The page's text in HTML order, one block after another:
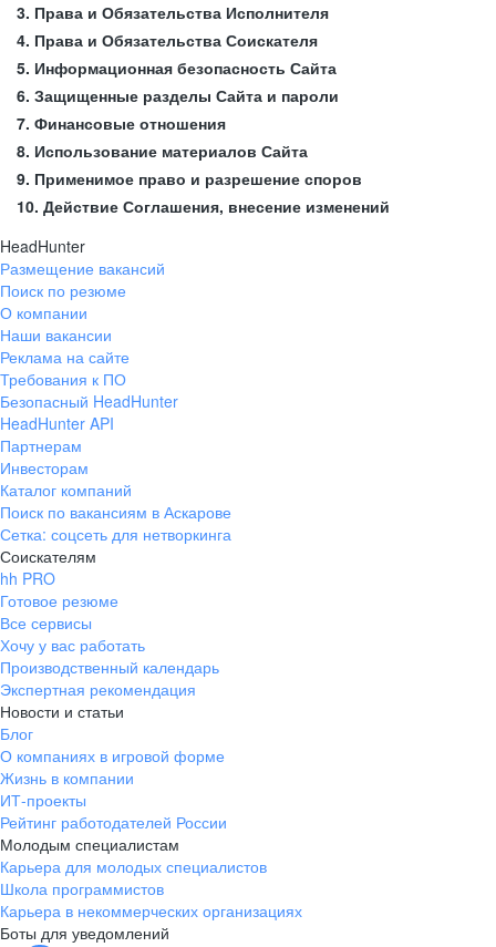
3. Права и Обязательства Исполнителя
4. Права и Обязательства Соискателя
5. Информационная безопасность Сайта
6. Защищенные разделы Сайта и пароли
7. Финансовые отношения
8. Использование материалов Сайта
9. Применимое право и разрешение споров
10. Действие Соглашения, внесение изменений
HeadHunter
Размещение вакансий
Поиск по резюме
О компании
Наши вакансии
Реклама на сайте
Требования к ПО
Безопасный HeadHunter
HeadHunter API
Партнерам
Инвесторам
Каталог компаний
Поиск по вакансиям в Аскарове
Сетка: соцсеть для нетворкинга
Соискателям
hh PRO
Готовое резюме
Все сервисы
Хочу у вас работать
Производственный календарь
Экспертная рекомендация
Новости и статьи
Блог
О компаниях в игровой форме
Жизнь в компании
ИТ-проекты
Рейтинг работодателей России
Молодым специалистам
Карьера для молодых специалистов
Школа программистов
Карьера в некоммерческих организациях
Боты для уведомлений